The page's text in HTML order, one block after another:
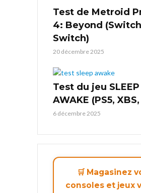
Test de Metroid
4: Beyond
Switch)
20 décembre 2025
Test du jeu SLEEP
AWAKE (PS5, XBS,
6 décembre 2025
🛒 Magasinez
consoles et jeux